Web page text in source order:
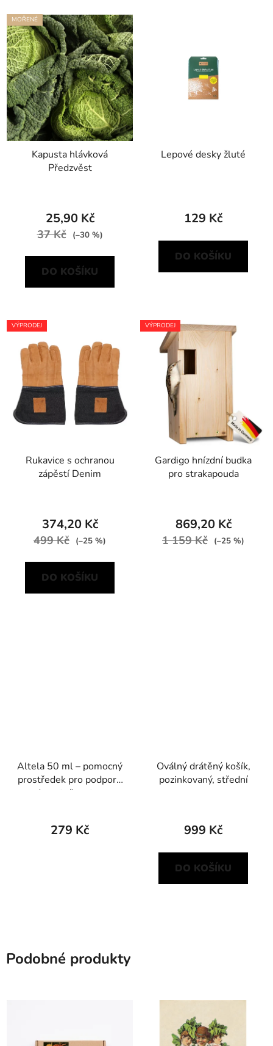
MOŘENÉ
Kapusta hlávková
Předzvěst
25,90 Kč
37 Kč (–30 %)
DO KOŠÍKU
Lepové desky žluté
129 Kč
DO KOŠÍKU
VÝPRODEJ
Rukavice s ochranou
zápěstí Denim
374,20 Kč
499 Kč (–25 %)
DO KOŠÍKU
VÝPRODEJ
Gardigo hnízdní budka
pro strakapouda
869,20 Kč
1 159 Kč (–25 %)
Altela 50 ml – pomocný
prostředek pro podporu
zdravotního stavu
279 Kč
Oválný drátěný košík,
pozinkovaný, střední
999 Kč
DO KOŠÍKU
Podobné produkty